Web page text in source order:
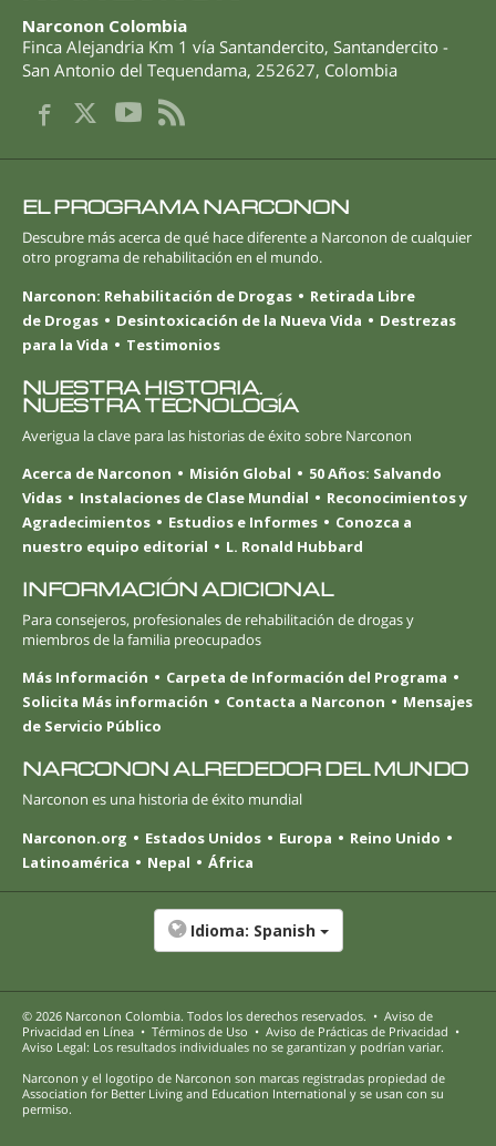
Narconon Colombia
Finca Alejandria Km 1 vía Santandercito, Santandercito -
San Antonio del Tequendama, 252627, Colombia
EL PROGRAMA NARCONON
Descubre más acerca de qué hace diferente a Narconon de cualquier
otro programa de rehabilitación en el mundo.
Narconon: Rehabilitación de Drogas
Retirada Libre
de Drogas
Desintoxicación de la Nueva Vida
Destrezas
para la Vida
Testimonios
NUESTRA HISTORIA.
NUESTRA TECNOLOGÍA
Averigua la clave para las historias de éxito sobre Narconon
Acerca de Narconon
Misión Global
50 Años: Salvando
Vidas
Instalaciones de Clase Mundial
Reconocimientos y
Agradecimientos
Estudios e Informes
Conozca a
nuestro equipo editorial
L. Ronald Hubbard
INFORMACIÓN ADICIONAL
Para consejeros, profesionales de rehabilitación de drogas y
miembros de la familia preocupados
Más Información
Carpeta de Información del Programa
Solicita Más información
Contacta a Narconon
Mensajes
de Servicio Público
NARCONON ALREDEDOR DEL MUNDO
Narconon es una historia de éxito mundial
Narconon.org
Estados Unidos Europa
Reino Unido
Latinoamérica
Nepal África
Idioma: Spanish
© 2026 Narconon Colombia. Todos los derechos reservados. • Aviso de
Privacidad en Línea • Términos de Uso • Aviso de Prácticas de Privacidad •
Aviso Legal: Los resultados individuales no se garantizan y podrían variar.
Narconon y el logotipo de Narconon son marcas registradas propiedad de
Association for Better Living and Education International y se usan con su
permiso.